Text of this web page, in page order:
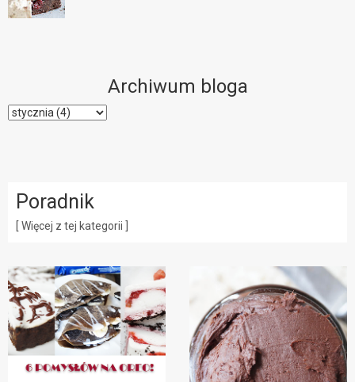
Archiwum bloga
Poradnik
[ Więcej z tej kategorii ]